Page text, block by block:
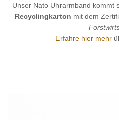
Unser Nato Uhrarmband kommt
Recyclingkarton mit dem
Erfahre hier mehr